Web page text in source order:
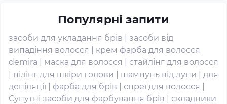
Популярні запити
засоби для укладання брів
засоби від
випадіння волосся
крем фарба для волосся
demira
маска для волосся
стайлінг для волосся
пілінг для шкіри голови шампунь від лупи
для
депіляції
фарба для брів спреї для волосся
Супутні засоби для фарбування брів
складники